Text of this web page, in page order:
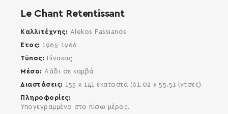
Le Chant Retentissant
Καλλιτέχνης
Alekos Fassianos
Έτος
1965-1966
Τύπος
Πίνακας
Μέσο
Λάδι σε καμβά
Διαστάσεις
155 x 141 εκατοστά (61.02 x 55.51 ίντσες)
Πληροφορίες
Υπογεγραμμένο στο πίσω μέρος.